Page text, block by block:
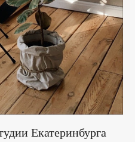
Екатеринбурга